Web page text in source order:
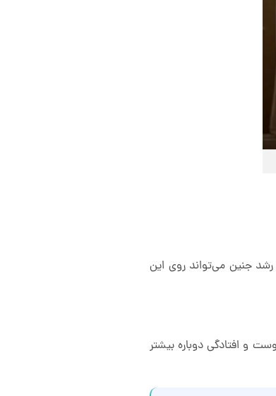
جنین می‌تواند روی این
و افتادگی دوباره بیشتر